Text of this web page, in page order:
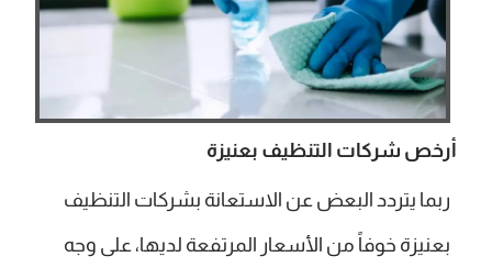
أرخص شركات التنظيف بعنيزة
ربما يتردد البعض عن الاستعانة بشركات التنظيف
بعنيزة خوفاً من الأسعار المرتفعة لديها، على وجه